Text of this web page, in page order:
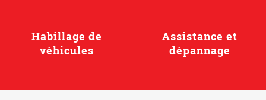
Habillage de
véhicules
Assistance et
dépannage